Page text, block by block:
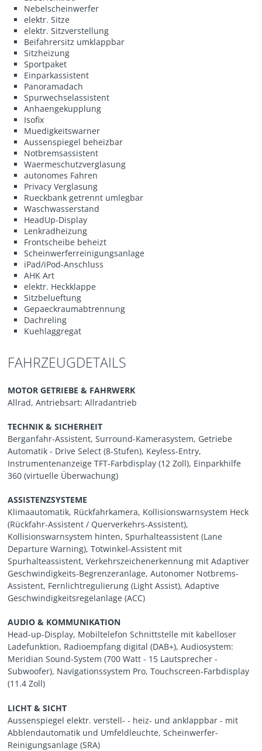
Nebelscheinwerfer
elektr. Sitze
elektr. Sitzverstellung
Beifahrersitz umklappbar
Sitzheizung
Sportpaket
Einparkassistent
Panoramadach
Spurwechselassistent
Anhaengekupplung
Isofix
Muedigkeitswarner
Aussenspiegel beheizbar
Notbremsassistent
Waermeschutzverglasung
autonomes Fahren
Privacy Verglasung
Rueckbank getrennt umlegbar
Waschwasserstand
HeadUp-Display
Lenkradheizung
Frontscheibe beheizt
Scheinwerferreinigungsanlage
iPad/iPod-Anschluss
AHK Art
elektr. Heckklappe
Sitzbelueftung
Gepaeckraumabtrennung
Dachreling
Kuehlaggregat
FAHRZEUGDETAILS
MOTOR GETRIEBE & FAHRWERK
Allrad, Antriebsart: Allradantrieb
TECHNIK & SICHERHEIT
Berganfahr-Assistent, Surround-Kamerasystem, Getriebe
Automatik - Drive Select (8-Stufen), Keyless-Entry,
Instrumentenanzeige TFT-Farbdisplay (12 Zoll), Einparkhilfe
360 (virtuelle Überwachung)
ASSISTENZSYSTEME
Klimaautomatik, Rückfahrkamera, Kollisionswarnsystem Heck
(Rückfahr-Assistent / Querverkehrs-Assistent),
Kollisionswarnsystem hinten, Spurhalteassistent (Lane
Departure Warning), Totwinkel-Assistent mit
Spurhalteassistent, Verkehrszeichenerkennung mit Adaptiver
Geschwindigkeits-Begrenzeranlage, Autonomer Notbrems-
Assistent, Fernlichtregulierung (Light Assist), Adaptive
Geschwindigkeitsregelanlage (ACC)
AUDIO & KOMMUNIKATION
Head-up-Display, Mobiltelefon Schnittstelle mit kabelloser
Ladefunktion, Radioempfang digital (DAB+), Audiosystem:
Meridian Sound-System (700 Watt - 15 Lautsprecher -
Subwoofer), Navigationssystem Pro, Touchscreen-Farbdisplay
(11.4 Zoll)
LICHT & SICHT
Aussenspiegel elektr. verstell- - heiz- und anklappbar - mit
Abblendautomatik und Umfeldleuchte, Scheinwerfer-
Reinigungsanlage (SRA)